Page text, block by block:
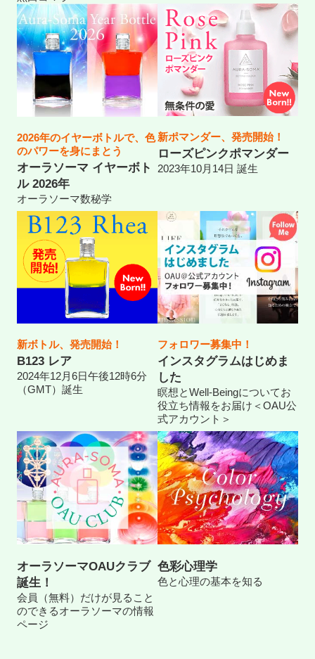
2026年のイヤーボトルで、色
のパワーを身にまとう
オーラソーマ イヤーボト
ル 2026年
オーラソーマ数秘学
新ポマンダー、発売開始！
ローズピンクポマンダー
2023年10月14日 誕生
新ボトル、発売開始！
B123 レア
2024年12月6日午後12時6分
（GMT）誕生
フォロワー募集中！
インスタグラムはじめま
した
瞑想とWell-Beingについてお
役立ち情報をお届け＜OAU公
式アカウント＞
オーラソーマOAUクラブ
誕生！
会員（無料）だけが見ること
のできるオーラソーマの情報
ページ
色彩心理学
色と心理の基本を知る